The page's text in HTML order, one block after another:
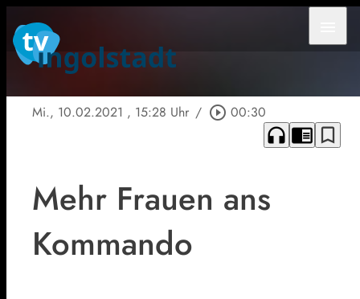
Mi., 10.02.2021 , 15:28 Uhr / play_circle_outline 00:30
headphones chrome_reader_mode bookmark_border
Mehr Frauen ans
Kommando